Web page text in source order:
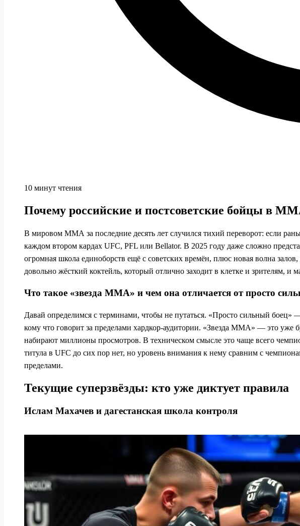
10 минут чтения
Почему российские и постсоветские бойцы в
В мировом ММА за последние десять лет случился тихий переворот: если
каждом втором кардах UFC, PFL или Bellator. В 2025 году даже сложно
огромная школа единоборств ещё с советских времён, плюс новая волна
довольно жёсткий коктейль, который отлично заходит в клетке и зрителям,
Что такое «звезда ММА» и чем она отличается от просто
Давай определимся с терминами, чтобы не путаться. «Просто сильный боец»
кому что говорит за пределами хардкор-аудитории. «Звезда ММА» — это уже
набирают миллионы просмотров. В техническом смысле это чаще всего
титула в UFC до сих пор нет, но уровень внимания к нему сравним с
пределами.
Текущие суперзвёзды: кто уже диктует правила
Ислам Махачев и дагестанская школа контроля